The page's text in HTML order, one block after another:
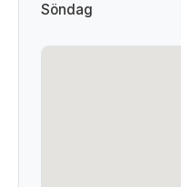
Söndag